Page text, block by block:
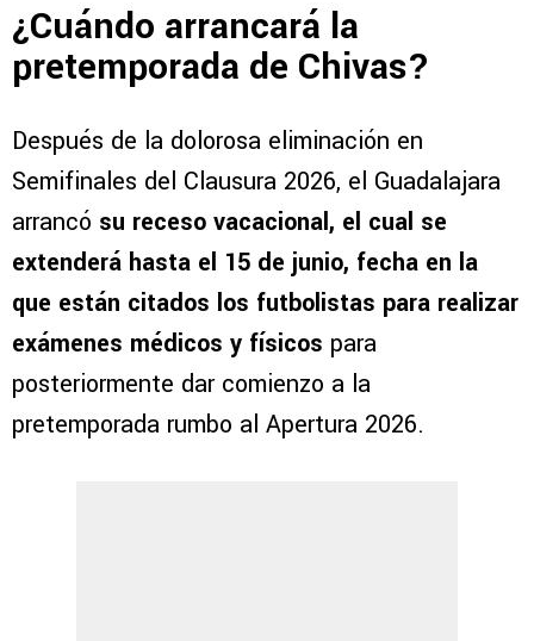
¿Cuándo arrancará la
pretemporada de Chivas?
Después de la dolorosa eliminación en
Semifinales del Clausura 2026, el Guadalajara
arrancó su receso vacacional, el cual se
extenderá hasta el 15 de junio, fecha en la
que están citados los futbolistas para realizar
exámenes médicos y físicos para
posteriormente dar comienzo a la
pretemporada rumbo al Apertura 2026.